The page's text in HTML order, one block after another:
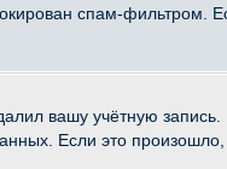
спам-фильтром.
вашу учётную
Если это произошло,